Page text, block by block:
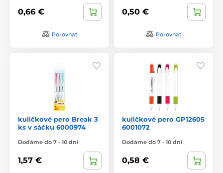
0,66 €
Porovnať
0,50 €
Porovnať
kuličkové pero Break 3
ks v sáčku 6000974
Dodáme do 7 - 10 dní
1,57 €
kuličkové pero GP12605
6001072
Dodáme do 7 - 10 dní
0,58 €